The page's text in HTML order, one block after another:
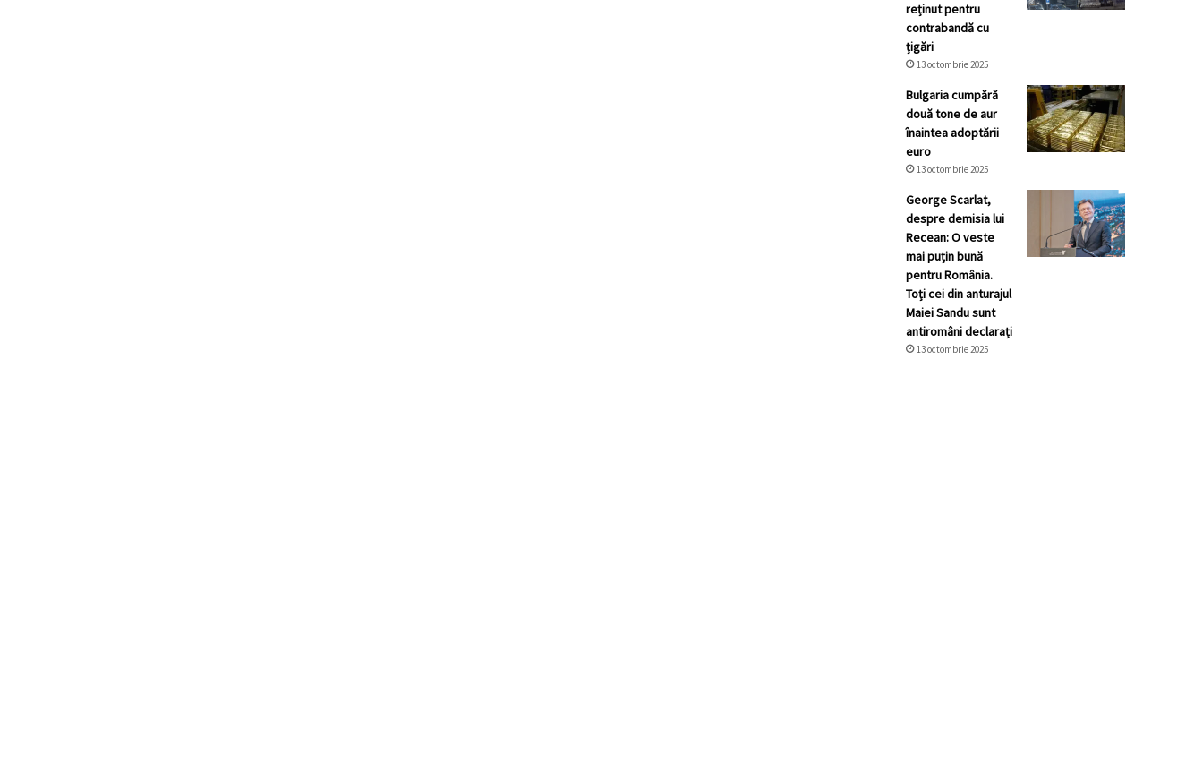
reținut pentru
contrabandă cu
țigări
13 octombrie 2025
Bulgaria cumpără
două tone de aur
înaintea adoptării
euro
13 octombrie 2025
George Scarlat,
despre demisia lui
Recean: O veste
mai puțin bună
pentru România.
Toți cei din anturajul
Maiei Sandu sunt
antiromâni declarați
13 octombrie 2025